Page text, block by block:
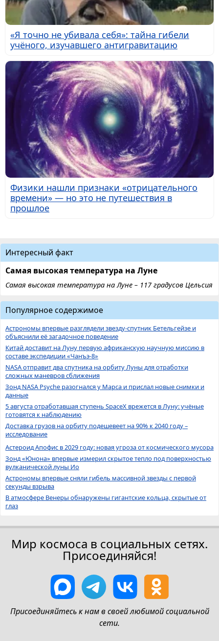
«Я точно не убивала себя»: тайна гибели
учёного, изучавшего антигравитацию
Физики нашли признаки «отрицательного
времени» — но это не путешествия в
прошлое
Интересный факт
Самая высокая температура на Луне
Самая высокая температура на Луне – 117 градусов Цельсия
Популярное содержимое
Астрономы впервые разглядели звезду-спутник Бетельгейзе и
объяснили её загадочное поведение
Китай доставит на Луну первую африканскую научную миссию в
составе экспедиции «Чанъэ-8»
NASA отправит два спутника на орбиту Луны для отработки
сложных маневров сближения
Зонд NASA Psyche разогнался у Марса и прислал новые снимки и
данные
5 августа отработавшая ступень SpaceX врежется в Луну: учёные
готовятся к наблюдению
Доставка грузов на орбиту подешевеет на 90% к 2040 году –
исследование
Астероид Апофис в 2029 году: новая угроза от космического мусора
Зонд «Юнона» впервые измерил скрытое тепло под поверхностью
вулканической луны Ио
Астрономы впервые сняли гибель массивной звезды с первой
секунды взрыва
В атмосфере Венеры обнаружены гигантские кольца, скрытые от
глаз
Мир космоса в социальных сетях.
Присоединяйся!
Присоединяйтесь к нам в своей любимой социальной
сети.